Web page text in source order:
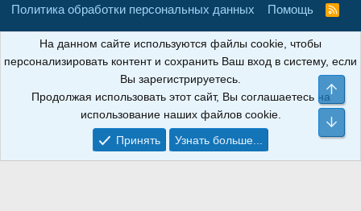
Политика обработки персональных данных
Помощь
R
Свидетельство о регистрации товарного знака № 665857 от
06.08.2018 г. Сайт не является СМИ. Сделано вРунетЛаб – Сайты и
АНОИНФО; ОГРН: 1247700801700; ИНН/КПП:
9709119500/320001001; Юридический адрес: 241030, Брянская
область, г. Брянск, ул. Мира, д. 96, ком. 124
На данном сайте используются файлы cookie, чтобы
персонализировать контент и сохранить Ваш вход в систему, если
Вы зарегистрируетесь.
Продолжая использовать этот сайт, Вы соглашаетесь на
использование наших файлов cookie.
Принять
Узнать больше...